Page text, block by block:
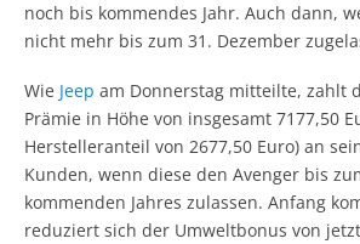
noch bis kommendes Jahr. Auch dann,
nicht mehr bis zum 31. Dezember
Wie Jeep am Donnerstag mitteilte, zahlt
Prämie in Höhe von insgesamt 7177,50
Herstelleranteil von 2677,50 Euro) an
Kunden, wenn diese den Avenger bis
kommenden Jahres zulassen. Anfang
reduziert sich der Umweltbonus von